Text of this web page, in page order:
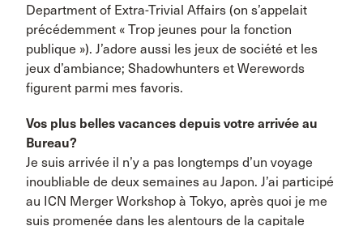
Department of Extra-Trivial Affairs (on s’appelait
précédemment « Trop jeunes pour la fonction
publique »). J’adore aussi les jeux de société et les
jeux d’ambiance; Shadowhunters et Werewords
figurent parmi mes favoris.
Vos plus belles vacances depuis votre arrivée au
Bureau?
Je suis arrivée il n’y a pas longtemps d’un voyage
inoubliable de deux semaines au Japon. J’ai participé
au ICN Merger Workshop à Tokyo, après quoi je me
suis promenée dans les alentours de la capitale